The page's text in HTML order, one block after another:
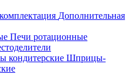
Дополнительная
Печи ротационные
Шприцы-